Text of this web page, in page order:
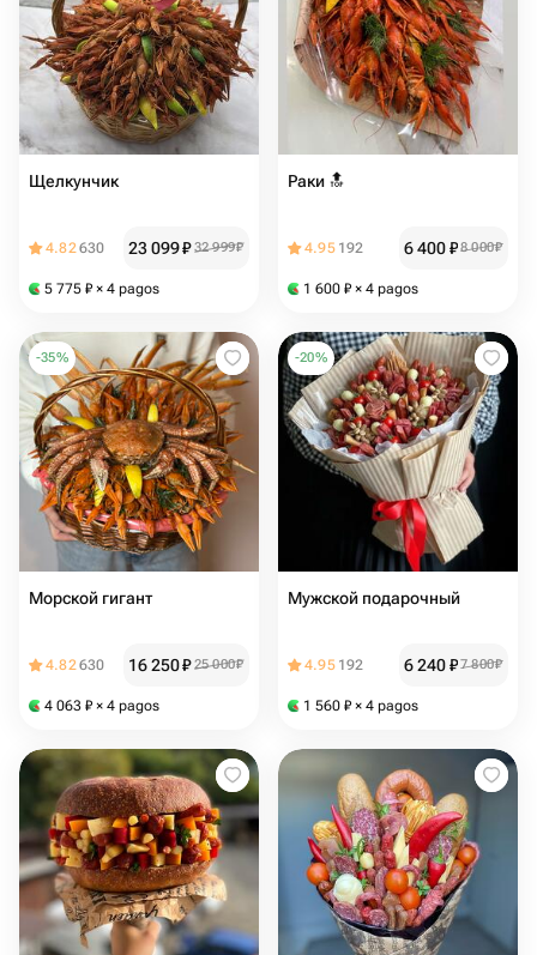
Щелкунчик
4.82630 23 099₽ 32 999₽
5 775 ₽ × 4 pagos
Раки 🔝
4.95 192 6 400₽8 000₽
1 600 ₽ × 4 pagos
-35%
Морской гигант
4.82630 16 250₽ 25 000₽
4 063 ₽ × 4 pagos
-20%
Мужской подарочный
4.95 192 6 240₽7 800₽
1 560 ₽ × 4 pagos